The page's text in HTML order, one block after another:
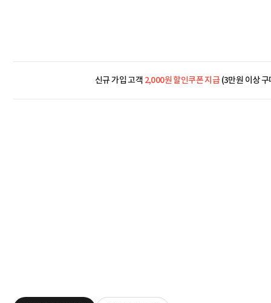
신규 가입 고객 2,000원 할인쿠폰 지급(3만원 이상 구